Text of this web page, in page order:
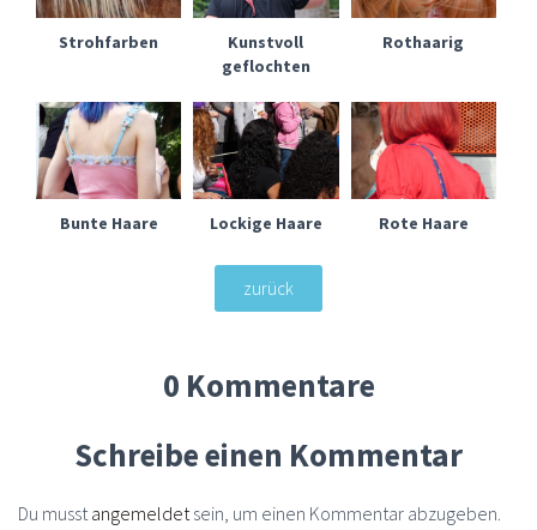
Strohfarben
Kunstvoll
geflochten
Rothaarig
Bunte Haare Lockige Haare Rote Haare
zurück
0 Kommentare
Schreibe einen Kommentar
Du musst angemeldet sein, um einen Kommentar abzugeben.